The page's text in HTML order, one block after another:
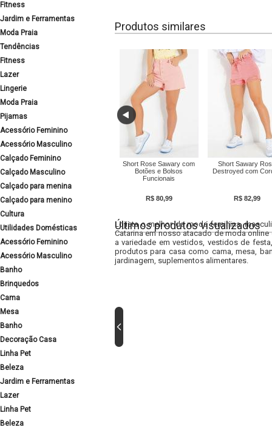
Fitness
Jardim e Ferramentas
Moda Praia
Tendências
Fitness
Lazer
Lingerie
Moda Praia
Pijamas
Acessório Feminino
Acessório Masculino
Calçado Feminino
Calçado Masculino
Calçado para menina
Calçado para menino
Cultura
Utilidades Domésticas
Acessório Feminino
Acessório Masculino
Banho
Brinquedos
Cama
Mesa
Banho
Decoração Casa
Linha Pet
Beleza
Jardim e Ferramentas
Lazer
Linha Pet
Beleza
Produtos similares
Short Rose Sawary com
Botões e Bolsos
Funcionais
R$ 80,99
Short Sawary
Destroyed com
R$ 82,99
Últimos produtos visualizados
Lojista o melhor da moda feminina,
Catarina em nosso atacado de moda
a variedade em vestidos, vestidos de
produtos para casa como cama, mesa,
jardinagem, suplementos alimentares.